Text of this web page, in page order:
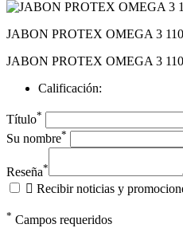
JABON PROTEX OMEGA 3
JABON PROTEX OMEGA 3
Calificación:
Título*
Su nombre*
Reseña*
 Recibir noticias y
* Campos requeridos